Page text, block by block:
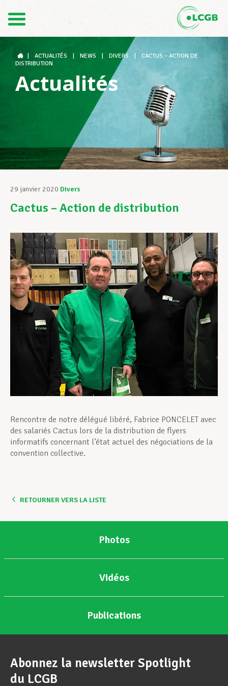
DE
Le LCGB
Structures syndicales
Assistance au Travail
Vos droits
Assistance en vie privée
Développement professionnel
Devenir Membre
Actualités
ACTUALITÉS NEWS DIVERS
CACTUS – ACTION DE
DISTRIBUTION
Actualités
29 janvier 2020 Divers
Cactus – Action de distribution
Rencontre de notre délégué libéré, Fabrice PONCELET avec
des salariés Cactus lors de la distribution de flyers
informatifs concernant l’état actuel des négociations de la
convention collective.
RETOURNER VERS LA LISTE
Photos
Vidéos
Publications
Abonnez la newsletter Spotlight
du LCGB